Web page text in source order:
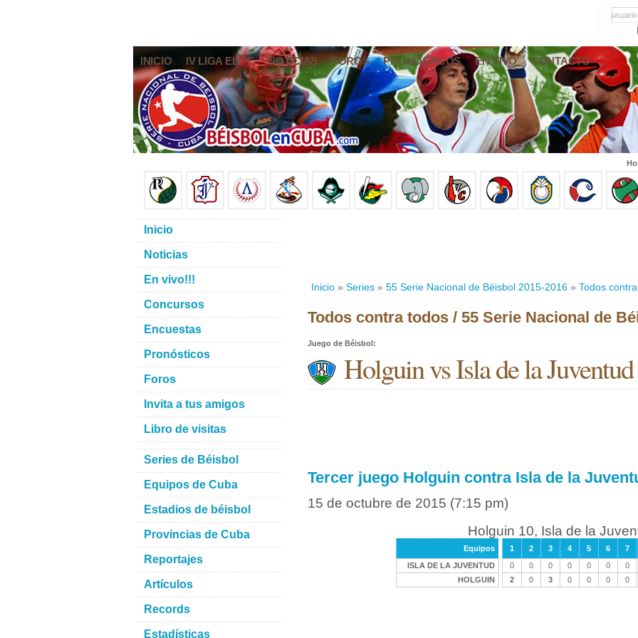
INICIO IV LIGA ELITE NOTICIAS FOROS PRONÓSTICOS EN VIVO CONTACTO
Inicio » Series » 55 Serie Nacional de Béisbol 2015-2016 » Todos
Todos contra todos / 55 Serie Nacional de
Juego de Béisbol:
Holguin vs Isla de la Juventud
Tercer juego Holguin contra Isla de la
15 de octubre de 2015 (7:15 pm)
Holguin 10, Isla de la
Equipos 1 2 3 4 5 6
7
ISLA DE LA JUVENTUD
0 0 0 0 0 0
0
HOLGUIN
2 0 3 0 0 0 0
Inicio
Noticias
En vivo!!!
Concursos
Encuestas
Pronósticos
Foros
Invita a tus amigos
Libro de visitas
Series de Béisbol
Equipos de Cuba
Estadios de béisbol
Provincias de Cuba
Reportajes
Artículos
Records
Estadísticas